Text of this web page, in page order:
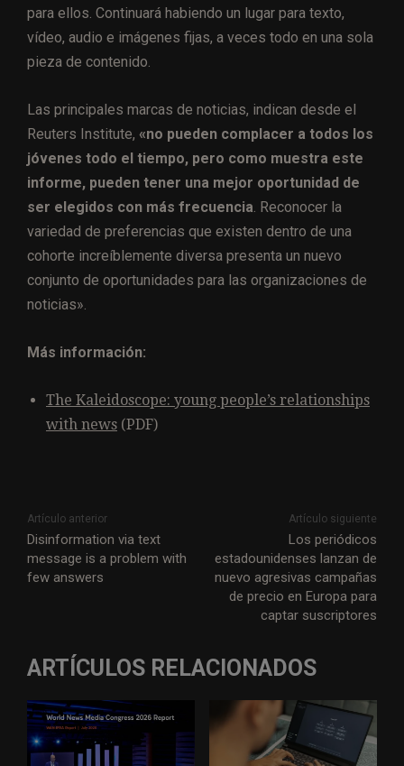
para ellos. Continuará habiendo un lugar para texto,
vídeo, audio e imágenes fijas, a veces todo en una sola
pieza de contenido.
Las principales marcas de noticias, indican desde el
Reuters Institute, «no pueden complacer a todos los
jóvenes todo el tiempo, pero como muestra este
informe, pueden tener una mejor oportunidad de
ser elegidos con más frecuencia. Reconocer la
variedad de preferencias que existen dentro de una
cohorte increíblemente diversa presenta un nuevo
conjunto de oportunidades para las organizaciones de
noticias».
Más información:
The Kaleidoscope: young people’s relationships
with news (PDF)
Artículo anterior
Disinformation via text
message is a problem with
few answers
Artículo siguiente
Los periódicos
estadounidenses lanzan de
nuevo agresivas campañas
de precio en Europa para
captar suscriptores
ARTÍCULOS RELACIONADOS